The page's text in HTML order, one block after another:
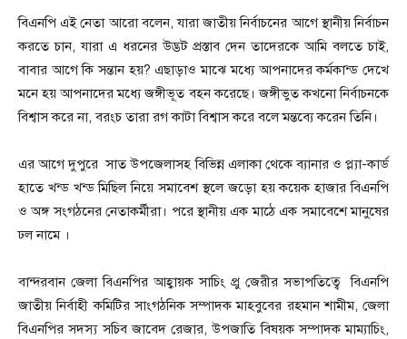
বিএনপি এই নেতা আরো বলেন, যারা জাতীয় নির্বাচনের আগে স্থানীয় নির্বাচন
করতে চান, যারা এ ধরনের উদ্ভট প্রস্তাব দেন তাদেরকে আমি বলতে চাই,
বাবার আগে কি সন্তান হয়? এছাড়াও মাঝে মধ্যে আপনাদের কর্মকান্ড দেখে
মনে হয় আপনাদের মধ্যে জঙ্গীভূত বহন করেছে। জঙ্গীভুত কখনো নির্বাচনকে
বিশ্বাস করে না, বরংচ তারা রগ কাটা বিশ্বাস করে বলে মন্তব্যে করেন তিনি।
এর আগে দুপুরে সাত উপজেলাসহ বিভিন্ন এলাকা থেকে ব্যানার ও প্ল্যা-কার্ড
হাতে খন্ড খন্ড মিছিল নিয়ে সমাবেশ স্থলে জড়ো হয় কয়েক হাজার বিএনপি
ও অঙ্গ সংগঠনের নেতাকর্মীরা। পরে স্থানীয় এক মাঠে এক সমাবেশে মানুষের
ঢল নামে ।
বান্দরবান জেলা বিএনপির আহ্বায়ক সাচিং প্রু জেরীর সভাপতিত্বে বিএনপি
জাতীয় নির্বাহী কমিটির সাংগঠনিক সম্পাদক মাহবুবের রহমান শামীম, জেলা
বিএনপির সদস্য সচিব জাবেদ রেজার, উপজাতি বিষয়ক সম্পাদক মাম্যাচিং,